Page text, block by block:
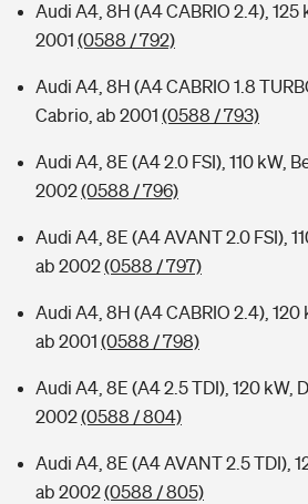
Audi A4, 8H (A4 CABRIO 2.4), 125
2001 (0588 / 792)
Audi A4, 8H (A4 CABRIO 1.8
Cabrio, ab 2001 (0588 / 793)
Audi A4, 8E (A4 2.0 FSI), 110 kW,
2002(0588 / 796)
Audi A4, 8E (A4 AVANT 2.0 FSI),
ab 2002(0588 / 797)
Audi A4, 8H (A4 CABRIO 2.4), 120
ab 2001 (0588 / 798)
Audi A4, 8E (A4 2.5 TDI), 120 kW,
2002(0588 / 804)
Audi A4, 8E (A4 AVANT 2.5 TDI),
ab 2002(0588 / 805)